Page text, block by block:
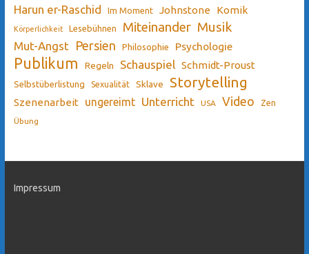
Harun er-Raschid Im Moment Johnstone Komik
Körperlichkeit Lesebühnen Miteinander Musik
Mut-Angst Persien Philosophie Psychologie
Publikum Regeln Schauspiel Schmidt-Proust
Selbstüberlistung Sexualität Sklave Storytelling
Szenenarbeit ungereimt Unterricht USA Video Zen
Übung
Impressum